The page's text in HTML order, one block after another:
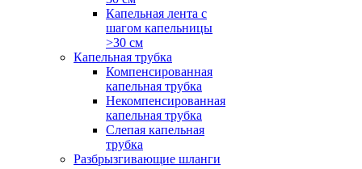
Капельная лента с
шагом капельницы
>30 см
Капельная трубка
Компенсированная
капельная трубка
Некомпенсированная
капельная трубка
Слепая капельная
трубка
Разбрызгивающие шланги